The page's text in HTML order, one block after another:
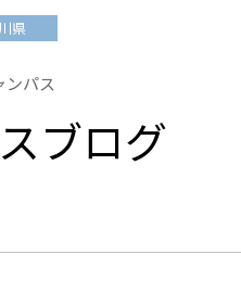
高校とは
サポート
なりたい大人になるための体
-社会の架け橋プログラム®
おおぞら100選
での流れ
県
ンパス
ブログ